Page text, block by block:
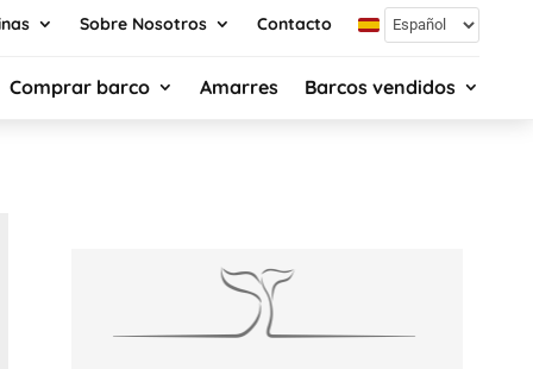
Sobre Nosotros Contacto
Comprar barco Amarres Barcos vendidos